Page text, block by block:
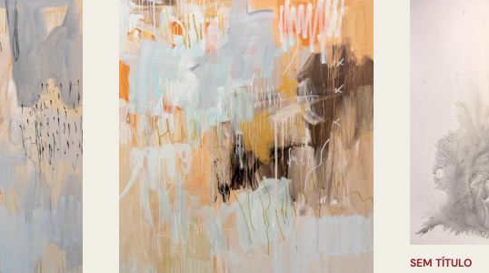
SEM TÍTULO